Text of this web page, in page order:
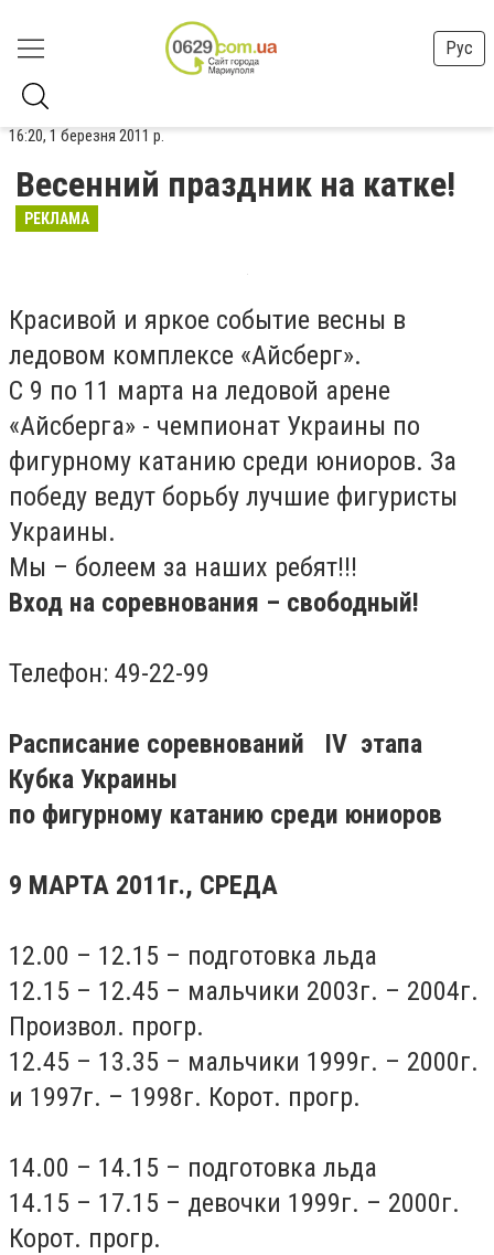
Рус
16:20, 1 березня 2011 р.
Весенний праздник на катке!
РЕКЛАМА
Красивой и яркое событие весны в
ледовом комплексе «Айсберг».
С 9 по 11 марта на ледовой арене
«Айсберга» - чемпионат Украины по
фигурному катанию среди юниоров. За
победу ведут борьбу лучшие фигуристы
Украины.
Мы – болеем за наших ребят!!!
Вход на соревнования – свободный!
Телефон: 49-22-99
Расписание соревнований IV этапа
Кубка Украины
по фигурному катанию среди юниоров
9 МАРТА 2011г., СРЕДА
12.00 – 12.15 – подготовка льда
12.15 – 12.45 – мальчики 2003г. – 2004г.
Произвол. прогр.
12.45 – 13.35 – мальчики 1999г. – 2000г.
и 1997г. – 1998г. Корот. прогр.
14.00 – 14.15 – подготовка льда
14.15 – 17.15 – девочки 1999г. – 2000г.
Корот. прогр.